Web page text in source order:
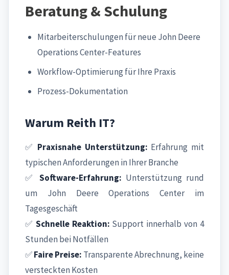
Beratung & Schulung
Mitarbeiterschulungen für neue John Deere
Operations Center-Features
Workflow-Optimierung für Ihre Praxis
Prozess-Dokumentation
Warum Reith IT?
✅ Praxisnahe Unterstützung: Erfahrung mit
typischen Anforderungen in Ihrer Branche
✅ Software-Erfahrung: Unterstützung rund
um John Deere Operations Center im
Tagesgeschäft
✅ Schnelle Reaktion: Support innerhalb von 4
Stunden bei Notfällen
✅Faire Preise: Transparente Abrechnung, keine
versteckten Kosten